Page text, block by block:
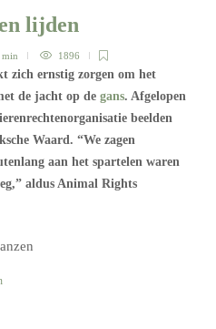
lijden
min 1896
zich ernstig zorgen om het
de jacht op de gans. Afgelopen
beelden
Waard. “We zagen
aan het spartelen waren
aldus Animal Rights